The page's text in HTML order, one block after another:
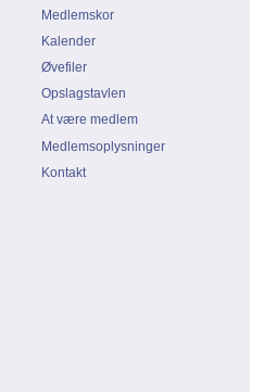
Medlemskor
Kalender
Øvefiler
Opslagstavlen
At være medlem
Medlemsoplysninger
Kontakt